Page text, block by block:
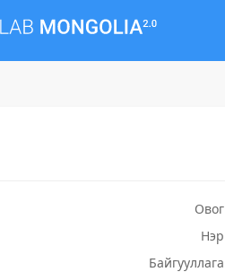
Овог
Нэр
Байгууллага